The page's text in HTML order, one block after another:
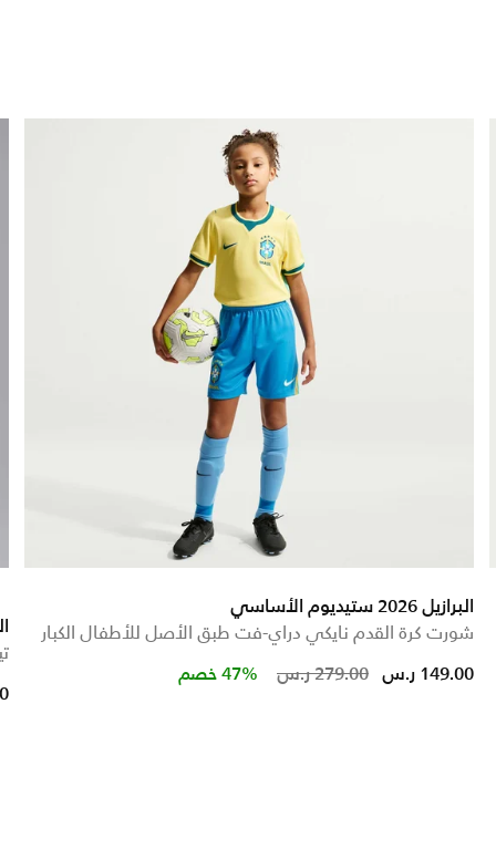
البرازيل 2026 ستيديوم الأساسي
شورت كرة القدم نايكي دراي-فت طبق الأصل للأطفال الكبار
Price reduced from
279.00 ر.س to 149.00 ر.س 47% خصم